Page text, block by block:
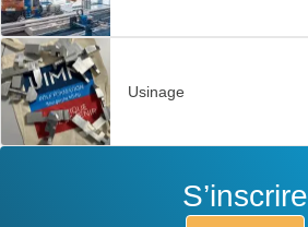
Usinage
S’inscrire